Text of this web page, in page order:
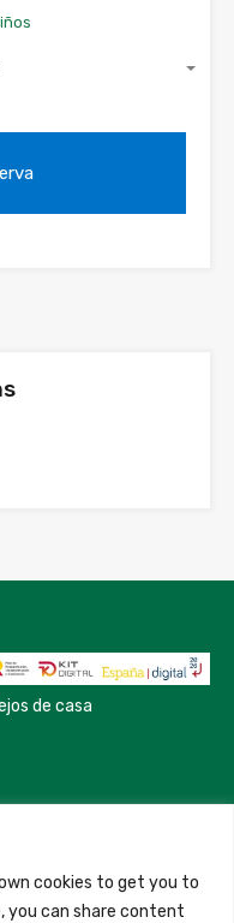
cookies to get you to
you can share content
de casa